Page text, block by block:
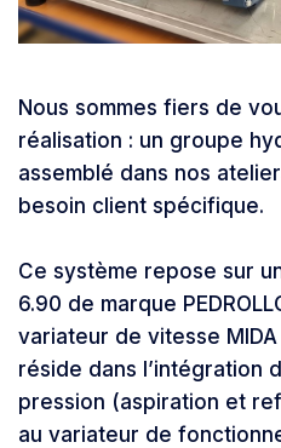
Nous sommes fiers de
réalisation : un groupe
assemblé dans nos
besoin client spécifique.
Ce système repose sur
6.90 de marque
variateur de vitesse
réside dans l’intégration
pression (aspiration et
au variateur de